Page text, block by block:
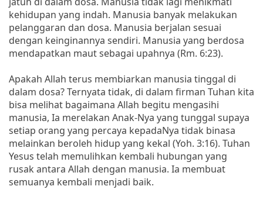
kehidupan yang indah. Manusia banyak melakukan
pelanggaran dan dosa. Manusia berjalan sesuai
dengan keinginannya sendiri. Manusia yang berdosa
mendapatkan maut sebagai upahnya (Rm. 6:23).
Apakah Allah terus membiarkan manusia tinggal di
dalam dosa? Ternyata tidak, di dalam firman Tuhan kita
bisa melihat bagaimana Allah begitu mengasihi
manusia, Ia merelakan Anak-Nya yang tunggal supaya
setiap orang yang percaya kepadaNya tidak binasa
melainkan beroleh hidup yang kekal (Yoh. 3:16). Tuhan
Yesus telah memulihkan kembali hubungan yang
rusak antara Allah dengan manusia. Ia membuat
semuanya kembali menjadi baik.